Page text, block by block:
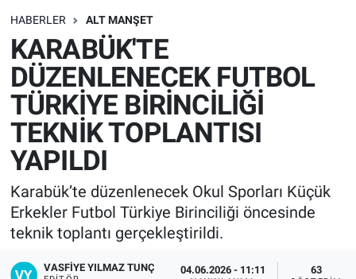
HABERLER ALT MANŞET
KARABÜK'TE
DÜZENLENECEK FUTBOL
TÜRKİYE BİRİNCİLİĞİ
TEKNİK TOPLANTISI
YAPILDI
Karabük’te düzenlenecek Okul Sporları Küçük
Erkekler Futbol Türkiye Birinciliği öncesinde
teknik toplantı gerçekleştirildi.
VASFIYE YILMAZ TUNÇ 04.06.2026 - 11:11 63